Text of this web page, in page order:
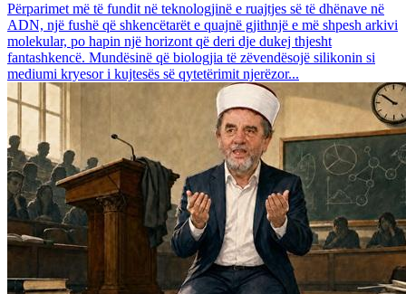
Përparimet më të fundit në teknologjinë e ruajtjes së të dhënave në
ADN, një fushë që shkencëtarët e quajnë gjithnjë e më shpesh arkivi
molekular, po hapin një horizont që deri dje dukej thjesht
fantashkencë. Mundësinë që biologjia të zëvendësojë silikonin si
mediumi kryesor i kujtesës së qytetërimit njerëzor...